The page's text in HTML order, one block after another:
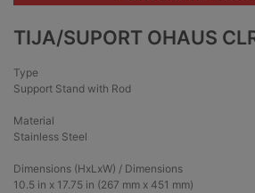
TIJA/SUPORT OHAUS
Type
Support Stand with Rod
Material
Stainless Steel
Dimensions (HxLxW) / Dimensions
10.5 in x 17.75 in (267 mm x 451 mm)